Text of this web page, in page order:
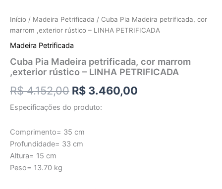
Início / Madeira Petrificada / Cuba Pia Madeira petrificada, cor
marrom ,exterior rústico – LINHA PETRIFICADA
Madeira Petrificada
Cuba Pia Madeira petrificada, cor marrom
,exterior rústico – LINHA PETRIFICADA
R$4.152,00 R$ 3.460,00
Especificações do produto:
Comprimento= 35 cm
Profundidade= 33 cm
Altura= 15 cm
Peso= 13.70 kg